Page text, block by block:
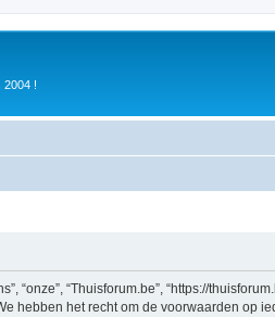
2004 !
“onze”, “Thuisforum.be”, “https://
hebben het recht om de voorwaarden